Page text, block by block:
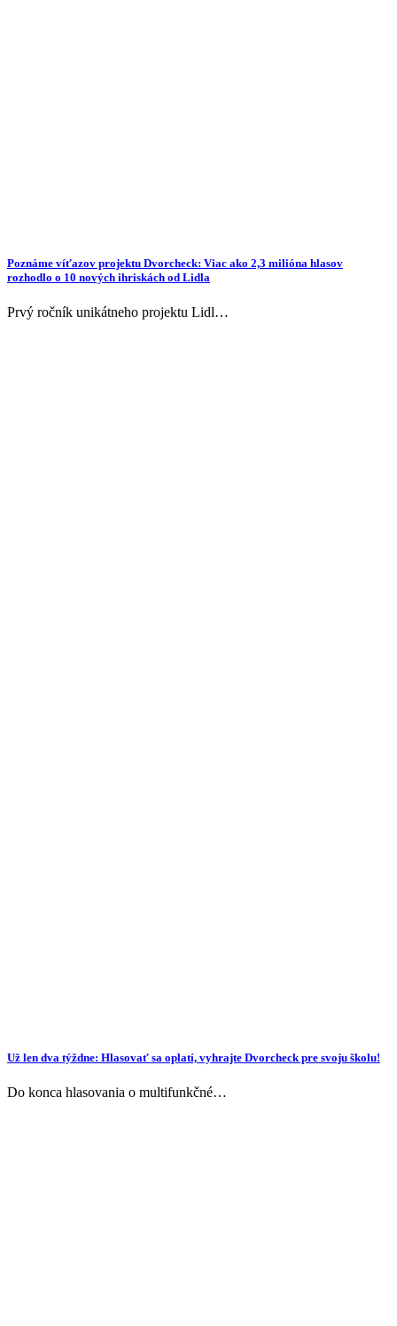
Poznáme víťazov projektu Dvorcheck: Viac ako 2,3 milióna hlasov
rozhodlo o 10 nových ihriskách od Lidla
Prvý ročník unikátneho projektu Lidl…
Už len dva týždne: Hlasovať sa oplatí, vyhrajte Dvorcheck pre svoju školu!
Do konca hlasovania o multifunkčné…